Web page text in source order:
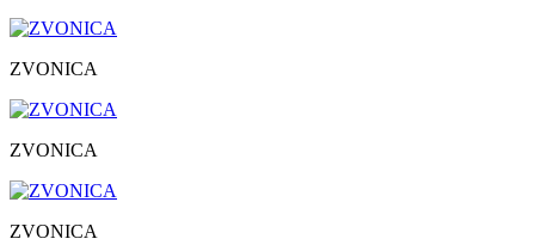
ZVONICA
ZVONICA
ZVONICA